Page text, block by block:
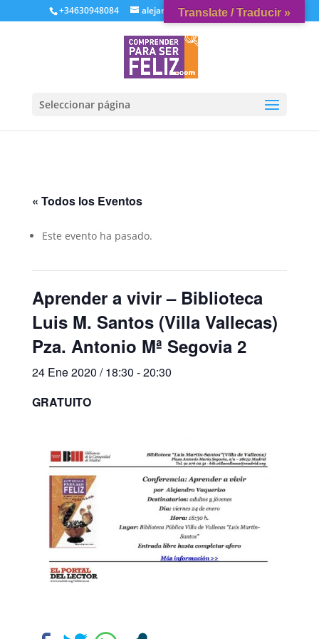
+34630948084 alejandrovaquerizo@gmail.com
Seleccionar página
« Todos los Eventos
Este evento ha pasado.
Aprender a vivir – Biblioteca
Luis M. Santos (Villa Vallecas)
Pza. Antonio Mª Segovia 2
24 Ene 2020 / 18:30 -20:30
GRATUITO
Translate / Traducir »